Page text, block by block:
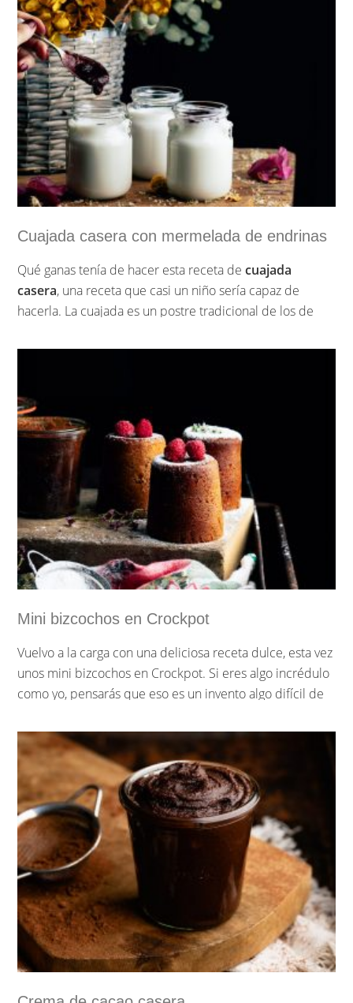
…
Sigue leyendo »
Cuajada casera con mermelada de endrinas
Qué ganas tenía de hacer esta receta de cuajada
casera, una receta que casi un niño sería capaz de
hacerla. La cuajada es un postre tradicional de los de
enseñando a los más jóvenes porque además que
está deliciosamente rica.
…
Sigue leyendo »
Mini bizcochos en Crockpot
Vuelvo a la carga con una deliciosa receta dulce, esta vez
unos mini bizcochos en Crockpot. Si eres algo incrédulo
como yo, pensarás que eso es un invento algo difícil de
pasaba lo mismo y he caído rendida. La Crockpot©
además de hacer deliciosos guisos, salsas y todo tipo de
recetas saladas, los bizcocho los borda y sinceramente
quedan espectaculares.
…
Sigue leyendo »